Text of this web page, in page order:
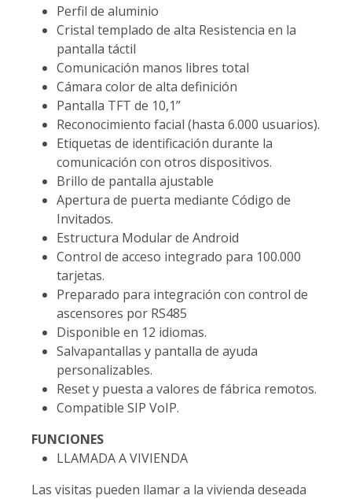
Perfil de aluminio
Cristal templado de alta Resistencia en la
pantalla táctil
Comunicación manos libres total
Cámara color de alta definición
Pantalla TFT de 10,1”
Reconocimiento facial (hasta 6.000 usuarios).
Etiquetas de identificación durante la
comunicación con otros dispositivos.
Brillo de pantalla ajustable
Apertura de puerta mediante Código de
Invitados.
Estructura Modular de Android
Control de acceso integrado para 100.000
tarjetas.
Preparado para integración con control de
ascensores por RS485
Disponible en 12 idiomas.
Salvapantallas y pantalla de ayuda
personalizables.
Reset y puesta a valores de fábrica remotos.
Compatible SIP VoIP.
FUNCIONES
LLAMADA A VIVIENDA
Las visitas pueden llamar a la vivienda deseada